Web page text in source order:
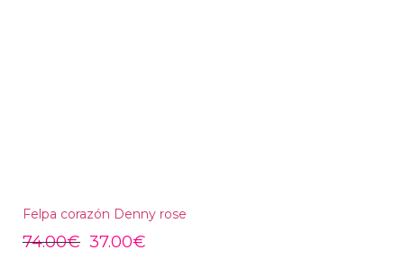
Felpa corazón Denny rose
74.00€ 37.00€